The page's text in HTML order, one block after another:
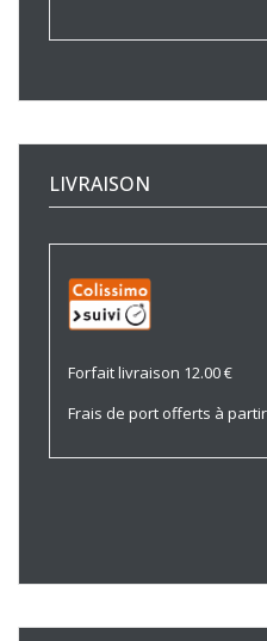
LIVRAISON
Forfait livraison 12.00 €
Frais de port offerts à partir